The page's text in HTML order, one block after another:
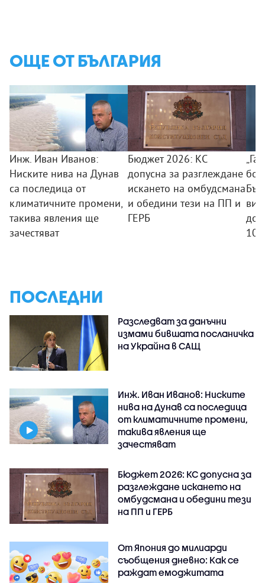
ОЩЕ ОТ БЪЛГАРИЯ
Инж. Иван Иванов:
Ниските нива на Дунав
са последица от
климатичните промени,
такива явления ще
зачестяват
Бюджет 2026: КС
допусна за разглеждане
искането на омбудсмана
и обедини тези на ПП и
ГЕРБ
ПОСЛЕДНИ
Разследват за данъчни
измами бившата посланичка
на Украйна в САЩ
Инж. Иван Иванов: Ниските
нива на Дунав са последица
от климатичните промени,
такива явления ще
зачестяват
Бюджет 2026: КС допусна за
разглеждане искането на
омбудсмана и обедини тези
на ПП и ГЕРБ
От Япония до милиарди
съобщения дневно: Как се
раждат емоджитата